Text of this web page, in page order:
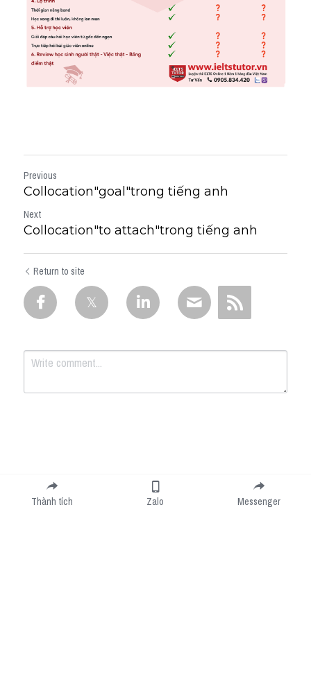
Previous
Collocation"goal"trong tiếng anh
Next
Collocation"to attach"trong tiếng anh
Return to site
Submit
Thành tích Zalo Messenger